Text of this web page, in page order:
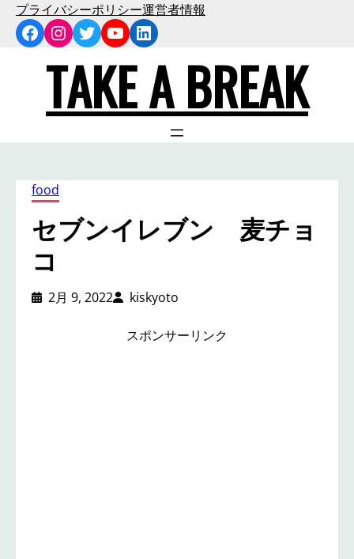
プライバシーポリシー運営者情報
Facebook
Instagram
Twitter
YouTube
LinkedIn
TAKE A BREAK
food
セブンイレブン 麦チョ
コ
2月 9, 2022 kiskyoto
スポンサーリンク